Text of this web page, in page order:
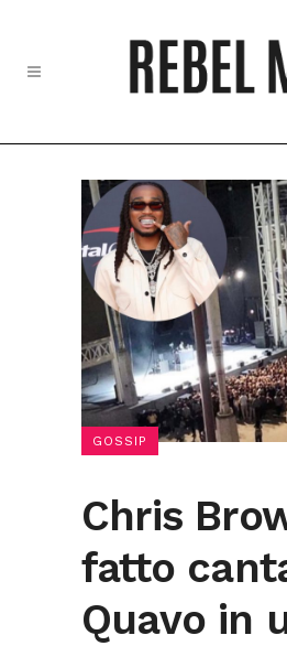
GOSSIP
Chris
fatto
Quavo in